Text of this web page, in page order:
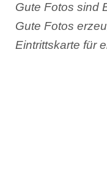
Gute Fotos sind
Gute Fotos
Eintrittskarte für